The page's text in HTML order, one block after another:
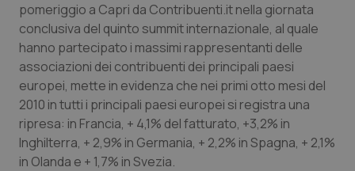
Calabria
Campania
Emilia-Romagna
Friuli Venezia Giulia
Asma & BPCO
Car-T
Colesterolo & coronaropatie
Dermatite Atopica
pomeriggio a Capri da Contribuenti.it nella giornata
conclusiva del quinto summit internazionale, al quale
hanno partecipato i massimi rappresentanti delle
associazioni dei contribuenti dei principali paesi
europei, mette in evidenza che nei primi otto mesi del
2010 in tutti i principali paesi europei si registra una
ripresa: in Francia, + 4,1% del fatturato, +3,2% in
Inghilterra, + 2,9% in Germania, + 2,2% in Spagna, + 2,1%
in Olanda e + 1,7% in Svezia.